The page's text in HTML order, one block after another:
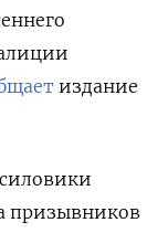
издание
призывников